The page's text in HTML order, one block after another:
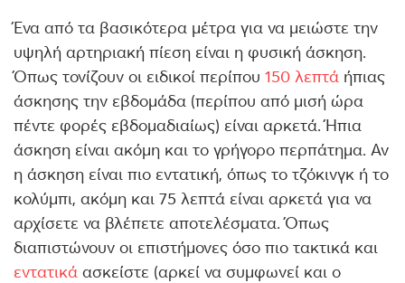
Ένα από τα βασικότερα μέτρα για να μειώστε την
υψηλή αρτηριακή πίεση είναι η φυσική άσκηση.
Όπως τονίζουν οι ειδικοί περίπου 150 λεπτά ήπιας
άσκησης την εβδομάδα (περίπου από μισή ώρα
πέντε φορές εβδομαδιαίως) είναι αρκετά. Ήπια
άσκηση είναι ακόμη και το γρήγορο περπάτημα. Αν
η άσκηση είναι πιο εντατική, όπως το τζόκινγκ ή το
κολύμπι, ακόμη και 75 λεπτά είναι αρκετά για να
αρχίσετε να βλέπετε αποτελέσματα. Όπως
διαπιστώνουν οι επιστήμονες όσο πιο τακτικά και
εντατικά ασκείστε (αρκεί να συμφωνεί και ο